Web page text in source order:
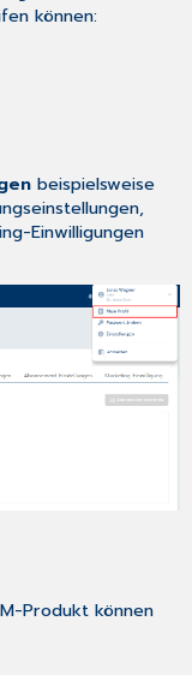
können:
beispielsweise
Einwilligungen
Produkt können